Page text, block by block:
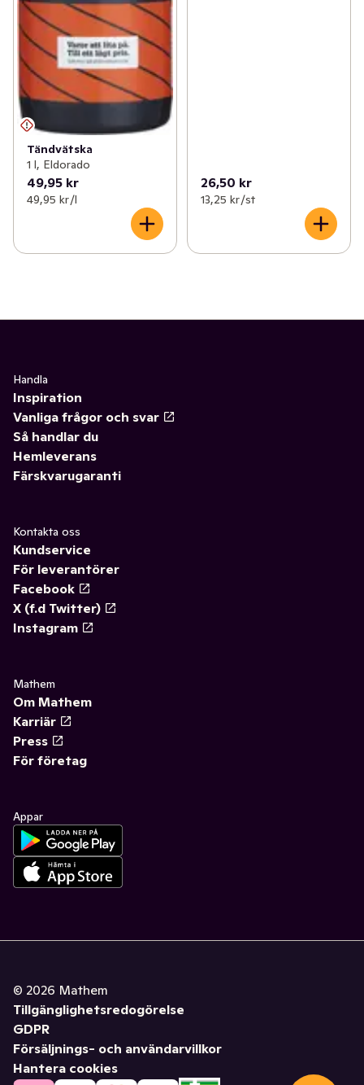
Tändvätska
1 l, Eldorado
49,95 kr
49,95 kr /l
26,50 kr
13,25 kr /st
Handla
Inspiration
Vanliga frågor och svar
Så handlar du
Hemleverans
Färskvarugaranti
Kontakta oss
Kundservice
För leverantörer
Facebook
X (f.d Twitter)
Instagram
Mathem
Om Mathem
Karriär
Press
För företag
Appar
© 2026 Mathem
Tillgänglighetsredogörelse
GDPR
Försäljnings- och användarvillkor
Hantera cookies